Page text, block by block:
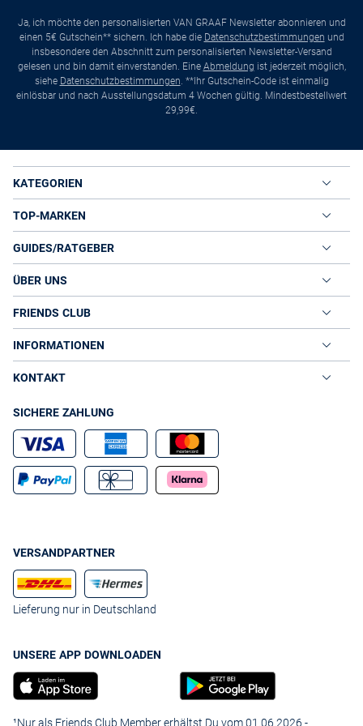
Ja, ich möchte den personalisierten VAN GRAAF Newsletter abonnieren und
einen 5€ Gutschein** sichern. Ich habe die Datenschutzbestimmungen und
insbesondere den Abschnitt zum personalisierten Newsletter-Versand
gelesen und bin damit einverstanden. Eine Abmeldung ist jederzeit möglich,
siehe Datenschutzbestimmungen. **Ihr Gutschein-Code ist einmalig
einlösbar und nach Ausstellungsdatum 4 Wochen gültig. Mindestbestellwert
29,99€.
KATEGORIEN
TOP-MARKEN
GUIDES/RATGEBER
ÜBER UNS
FRIENDS CLUB
INFORMATIONEN
KONTAKT
SICHERE ZAHLUNG
VERSANDPARTNER
Lieferung nur in Deutschland
UNSERE APP DOWNLOADEN
¹Nur als Friends Club Member erhältst Du vom 01.06.2026 -